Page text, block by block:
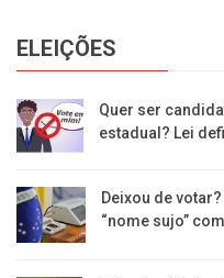
ELEIÇÕES
Quer ser
estadual? Lei
Deixou de
“nome sujo”